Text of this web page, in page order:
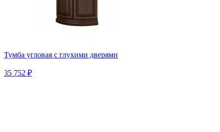
Тумба угловая с глухими дверями
35 752 ₽